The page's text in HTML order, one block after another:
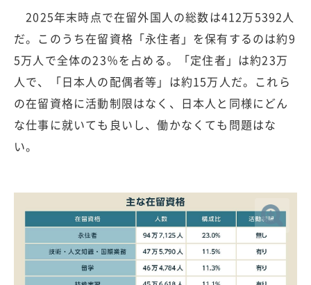
2025年末時点で在留外国人の総数は412万5392人
だ。このうち在留資格「永住者」を保有するのは約9
5万人で全体の23％を占める。「定住者」は約23万
人で、「日本人の配偶者等」は約15万人だ。これら
の在留資格に活動制限はなく、日本人と同様にどん
な仕事に就いても良いし、働かなくても問題はな
い。